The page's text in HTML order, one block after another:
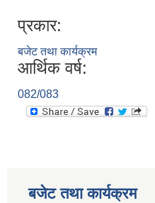
प्रकार:
बजेट तथा कार्यक्रम
आर्थिक वर्ष:
082/083
बजेट तथा कार्यक्रम